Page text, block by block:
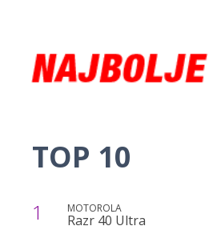
TOP 10
1 MOTOROLA
Razr 40 Ultra